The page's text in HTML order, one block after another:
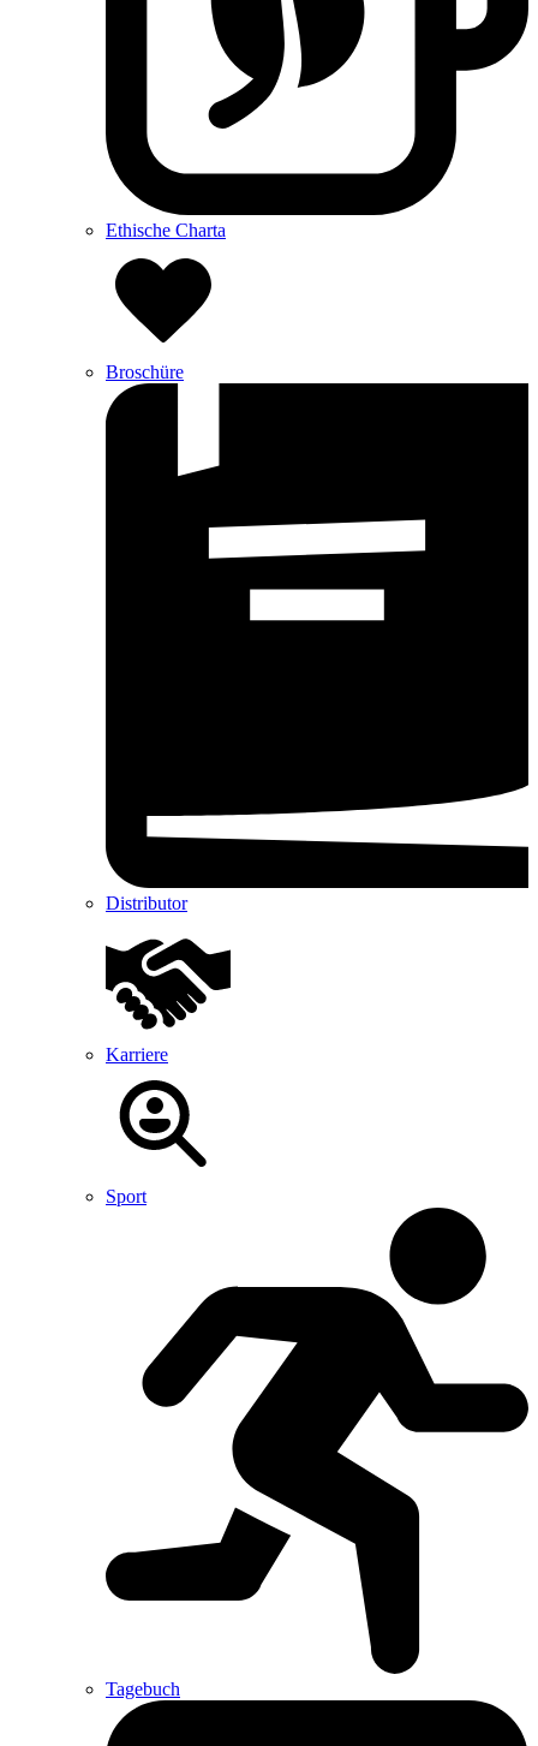
Ethische Charta
Broschüre
Distributor
Karriere
Sport
Tagebuch